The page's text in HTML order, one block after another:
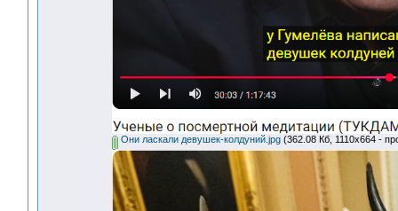
Они ласкали девушек-колдуний.jpg (362.08 Кб, 1110x664 -